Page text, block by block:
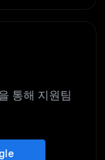
통해 지원팀